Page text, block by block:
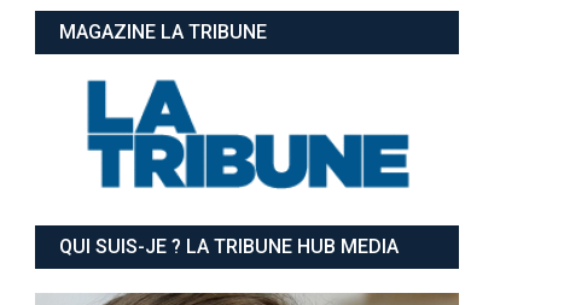
MAGAZINE LA TRIBUNE
QUI SUIS-JE ? LA TRIBUNE HUB MEDIA